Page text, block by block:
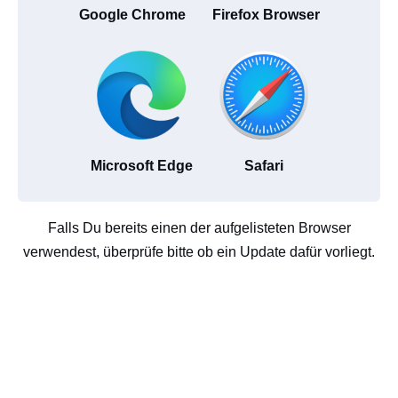
Google Chrome Firefox Browser
Microsoft Edge Safari
Falls Du bereits einen der aufgelisteten Browser
verwendest, überprüfe bitte ob ein Update dafür vorliegt.